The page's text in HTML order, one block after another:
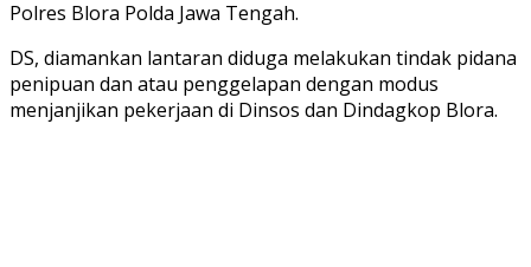
Polres Blora Polda Jawa Tengah.
DS, diamankan lantaran diduga melakukan tindak pidana
penipuan dan atau penggelapan dengan modus
menjanjikan pekerjaan di Dinsos dan Dindagkop Blora.